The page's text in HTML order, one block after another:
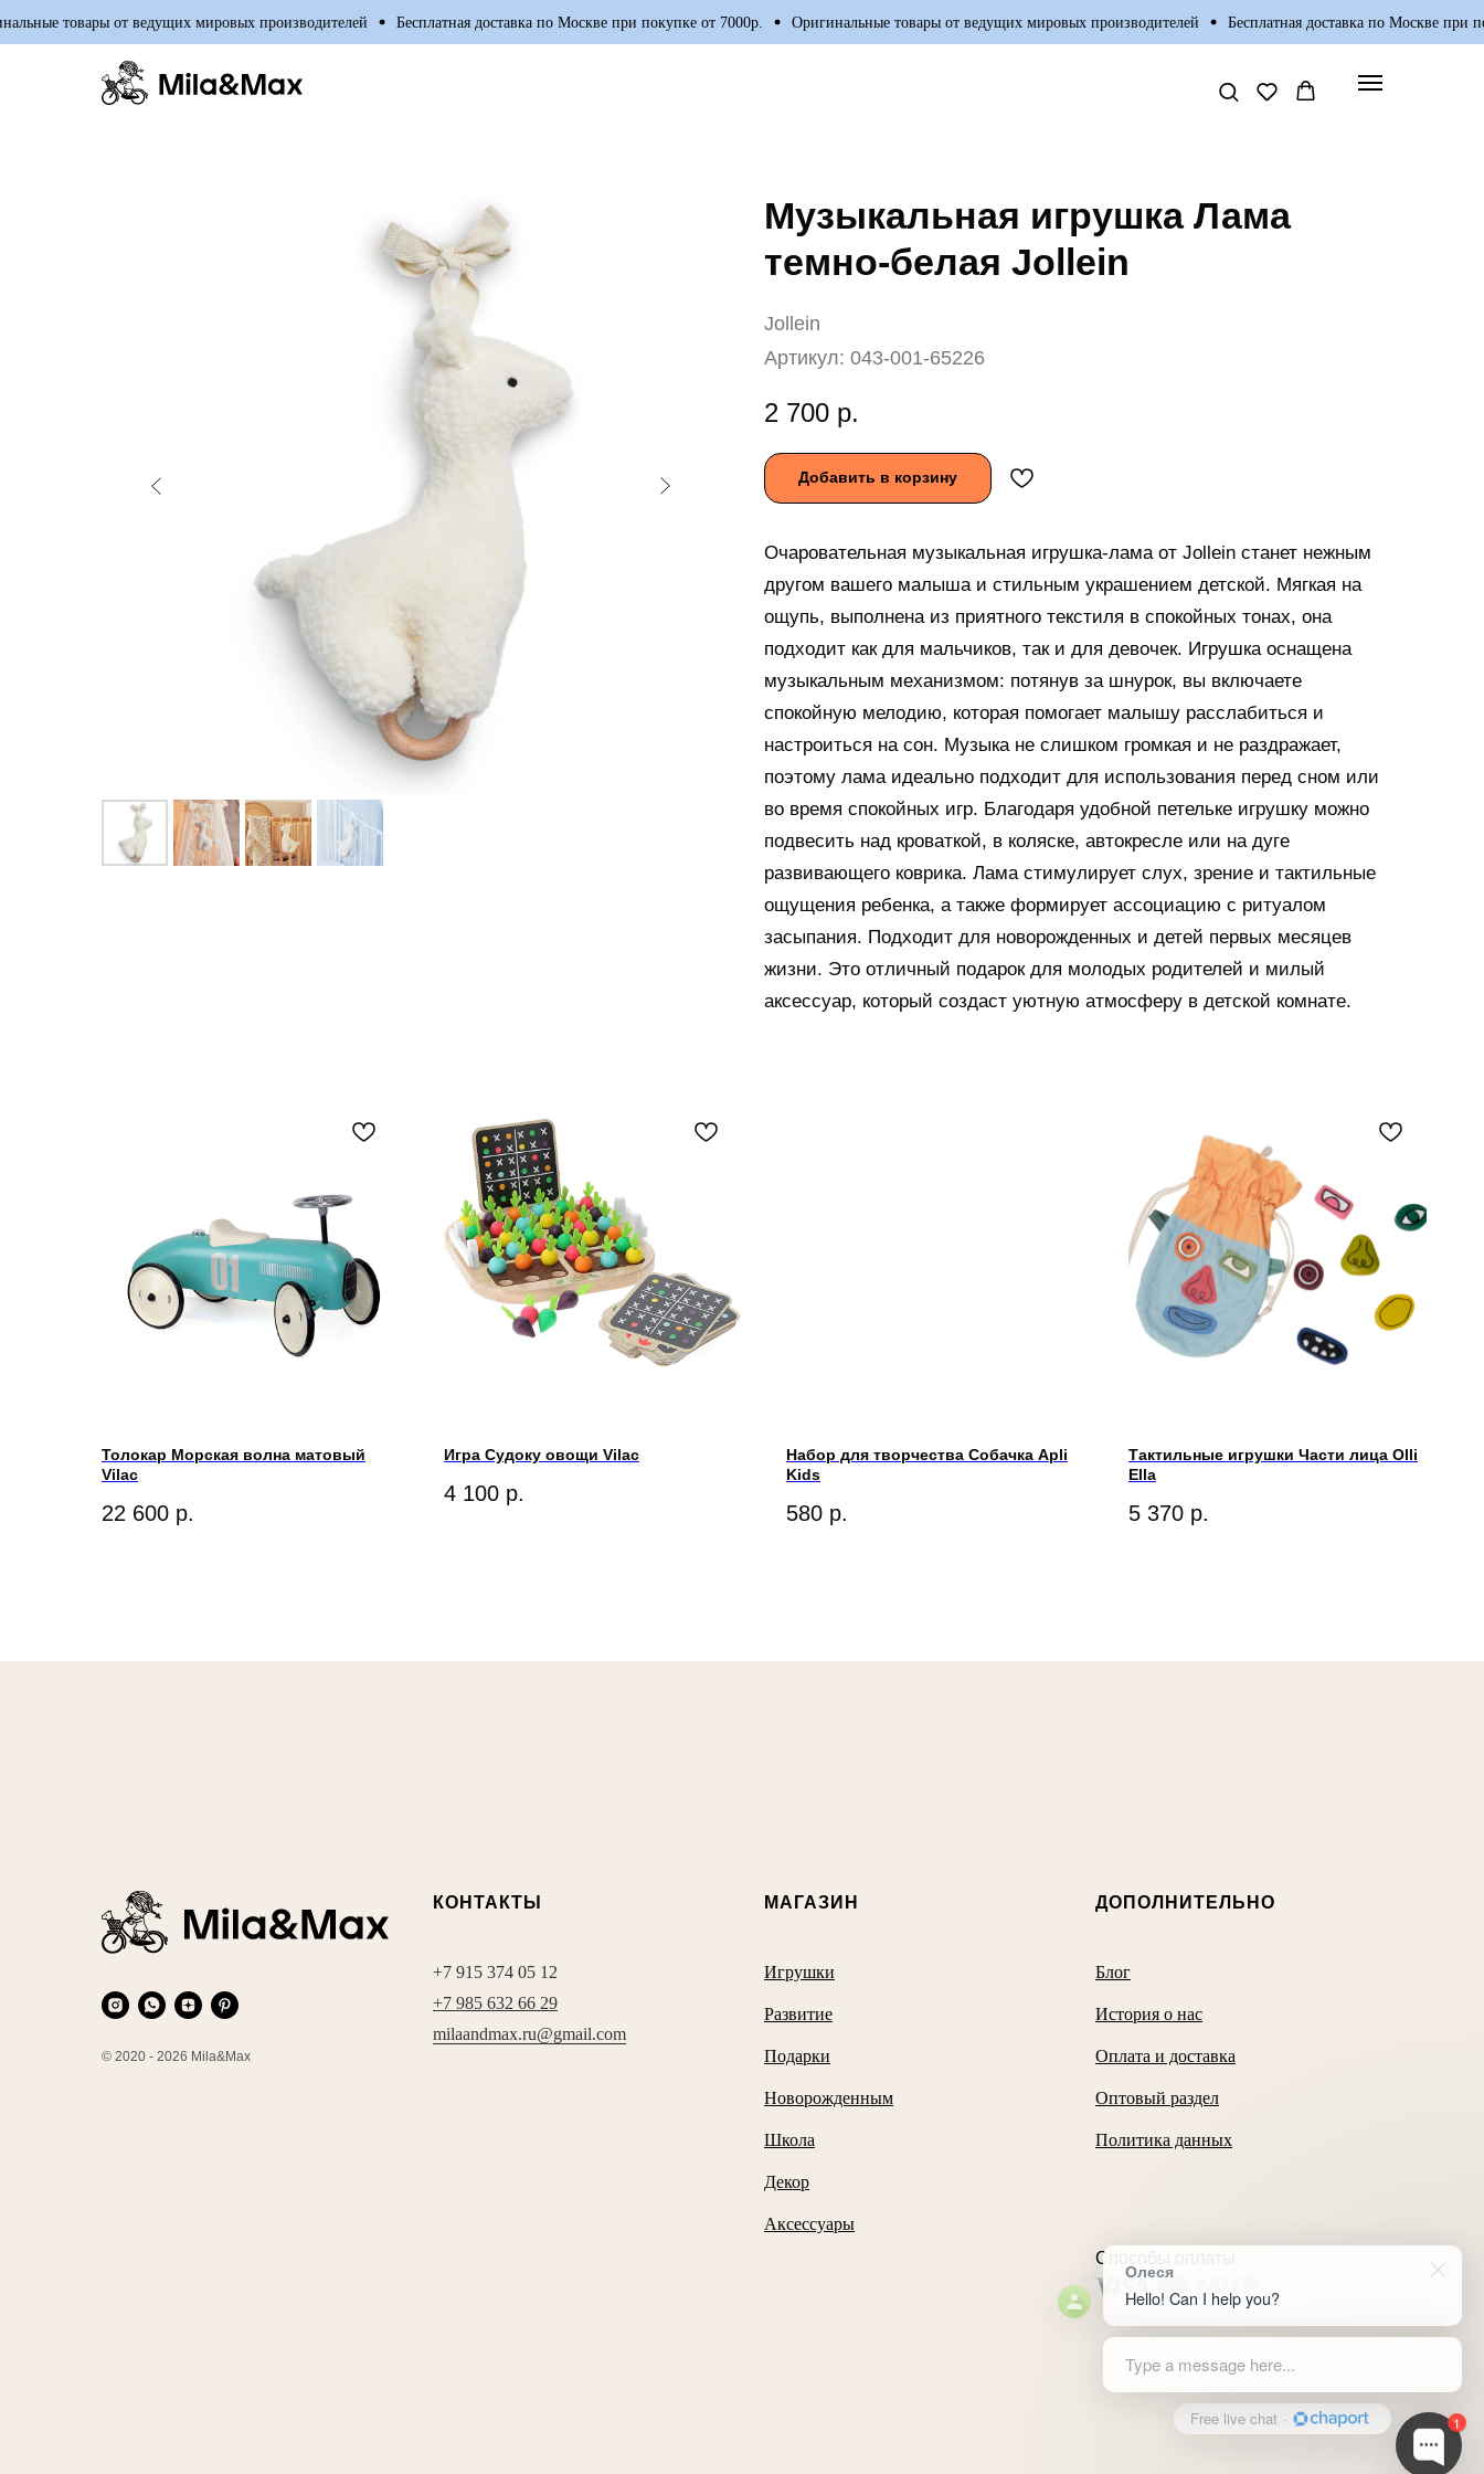
товары от ведущих мировых производителей Бесплатная доставка по Москве при покупке от 7000р. Оригинальные товары от ведущих мировых производителей Бесплатная доставка по Москве при
Музыкальная игрушка Лама
темно-белая Jollein
Jollein
Артикул: 043-001-65226
2 700 р.
Добавить в корзину
Очаровательная музыкальная игрушка-лама от Jollein станет нежным
другом вашего малыша и стильным украшением детской. Мягкая на
ощупь, выполнена из приятного текстиля в спокойных тонах, она
подходит как для мальчиков, так и для девочек. Игрушка оснащена
музыкальным механизмом: потянув за шнурок, вы включаете
спокойную мелодию, которая помогает малышу расслабиться и
настроиться на сон. Музыка не слишком громкая и не раздражает,
поэтому лама идеально подходит для использования перед сном или
во время спокойных игр. Благодаря удобной петельке игрушку можно
подвесить над кроваткой, в коляске, автокресле или на дуге
развивающего коврика. Лама стимулирует слух, зрение и тактильные
ощущения ребенка, а также формирует ассоциацию с ритуалом
засыпания. Подходит для новорожденных и детей первых месяцев
жизни. Это отличный подарок для молодых родителей и милый
аксессуар, который создаст уютную атмосферу в детской комнате.
Толокар Морская волна матовый
Vilac
22 600 р.
Игра Судоку овощи Vilac
4 100 р.
Набор для творчества Собачка Apli
Kids
580 р.
Тактильные игрушки Части лица Olli
Ella
5 370 р.
© 2020 - 2026 Mila&Max
КОНТАКТЫ
+7 915 374 05 12
+7 985 632 66 29
milaandmax.ru@gmail.com
МАГАЗИН
Игрушки
Развитие
Подарки
Новорожденным
Школа
Декор
Аксессуары
ДОПОЛНИТЕЛЬНО
Блог
История о нас
Оплата и доставка
Оптовый раздел
Политика данных
Способы оплаты
1
Олеся
Hello! Can I help you?
Type a message here...
Free live chat ·